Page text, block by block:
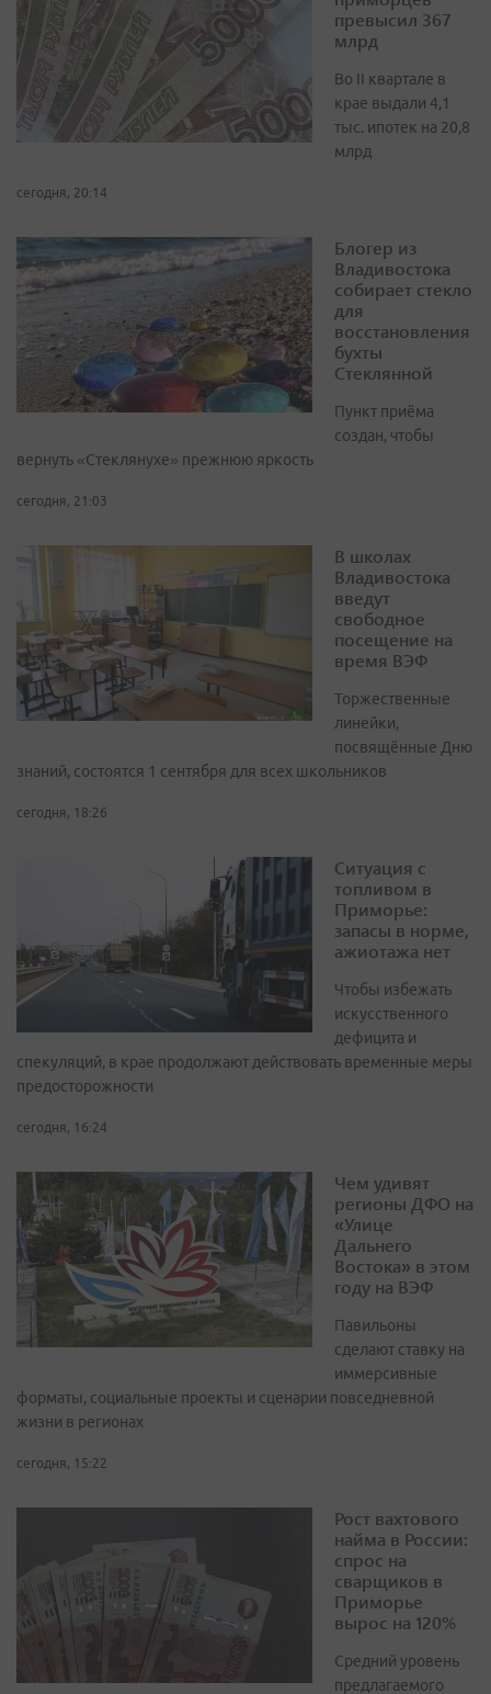
превысил 367
млрд
Во II квартале в
крае выдали 4,1
тыс. ипотек на 20,8
млрд
сегодня, 20:14
Блогер из
Владивостока
собирает стекло
для
восстановления
бухты
Стеклянной
Пункт приёма
создан, чтобы
вернуть «Стеклянухе» прежнюю яркость
сегодня, 21:03
В школах
Владивостока
введут
свободное
посещение на
время ВЭФ
Торжественные
линейки,
посвящённые Дню
знаний, состоятся 1 сентября для всех школьников
сегодня, 18:26
Ситуация с
топливом в
Приморье:
запасы в норме,
ажиотажа нет
Чтобы избежать
искусственного
дефицита и
спекуляций, в крае продолжают действовать временные меры
предосторожности
сегодня, 16:24
Чем удивят
регионы ДФО на
«Улице
Дальнего
Востока» в этом
году на ВЭФ
Павильоны
сделают ставку на
иммерсивные
форматы, социальные проекты и сценарии повседневной
жизни в регионах
сегодня, 15:22
Рост вахтового
найма в России:
спрос на
сварщиков в
Приморье
вырос на 120%
Средний уровень
предлагаемого